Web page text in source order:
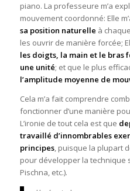
piano. La professeure m’a
mouvement coordonné: Elle
sa position naturelle à
les ouvrir de manière forcée;
les doigts, la main et le bras
une unité; et que le plus
l’amplitude moyenne de
Cela m’a fait comprendre
fonctionner d’une manière
L’ironie de tout cela est que
travaillé d’innombrables
principes, puisque la plupart
pour développer la technique
Pischna, etc.).